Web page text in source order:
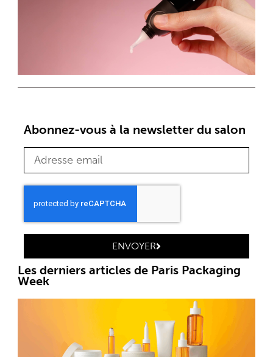
Abonnez-vous à la newsletter du salon
ENVOYER
Les derniers articles de Paris Packaging
Week